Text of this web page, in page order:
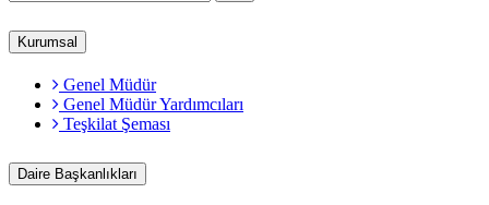
Kurumsal
Genel Müdür
Genel Müdür Yardımcıları
Teşkilat Şeması
Daire Başkanlıkları